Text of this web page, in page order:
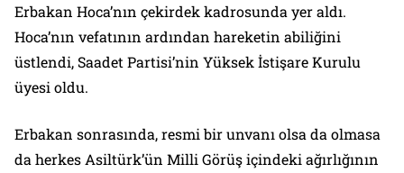
Erbakan Hoca’nın çekirdek kadrosunda yer aldı.
Hoca’nın vefatının ardından hareketin abiliğini
üstlendi, Saadet Partisi’nin Yüksek İstişare Kurulu
üyesi oldu.
Erbakan sonrasında, resmi bir unvanı olsa da olmasa
da herkes Asiltürk’ün Milli Görüş içindeki ağırlığının